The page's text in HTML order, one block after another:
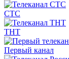
СТС
ТНТ
Первый канал